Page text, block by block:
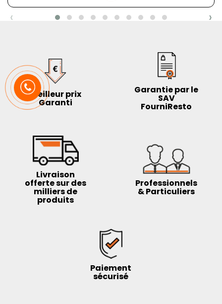
‹ ›
Meilleur prix
Garanti
Garantie par le
SAV
FourniResto
Livraison
offerte sur des
milliers de
produits
Professionnels
& Particuliers
Paiement
sécurisé